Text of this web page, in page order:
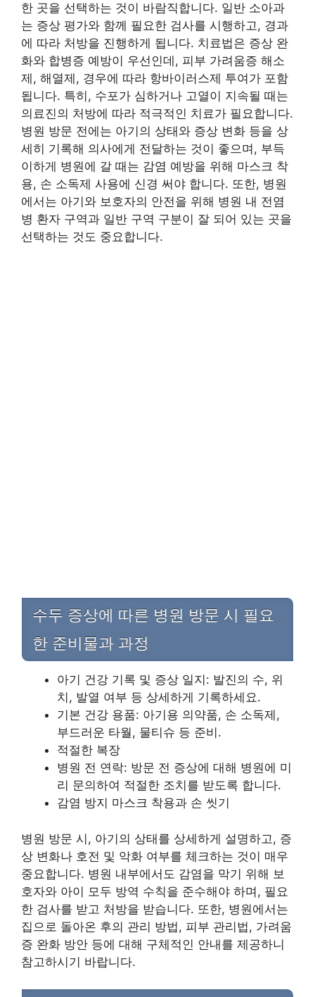
한 곳을 선택하는 것이 바람직합니다. 일반 소아과
는 증상 평가와 함께 필요한 검사를 시행하고, 경과
에 따라 처방을 진행하게 됩니다. 치료법은 증상 완
화와 합병증 예방이 우선인데, 피부 가려움증 해소
제, 해열제, 경우에 따라 항바이러스제 투여가 포함
됩니다. 특히, 수포가 심하거나 고열이 지속될 때는
의료진의 처방에 따라 적극적인 치료가 필요합니다.
병원 방문 전에는 아기의 상태와 증상 변화 등을 상
세히 기록해 의사에게 전달하는 것이 좋으며, 부득
이하게 병원에 갈 때는 감염 예방을 위해 마스크 착
용, 손 소독제 사용에 신경 써야 합니다. 또한, 병원
에서는 아기와 보호자의 안전을 위해 병원 내 전염
병 환자 구역과 일반 구역 구분이 잘 되어 있는 곳을
선택하는 것도 중요합니다.
수두 증상에 따른 병원 방문 시 필요
한 준비물과 과정
아기 건강 기록 및 증상 일지: 발진의 수, 위
치, 발열 여부 등 상세하게 기록하세요.
기본 건강 용품: 아기용 의약품, 손 소독제,
부드러운 타월, 물티슈 등 준비.
적절한 복장
병원 전 연락: 방문 전 증상에 대해 병원에 미
리 문의하여 적절한 조치를 받도록 합니다.
감염 방지 마스크 착용과 손 씻기
병원 방문 시, 아기의 상태를 상세하게 설명하고, 증
상 변화나 호전 및 악화 여부를 체크하는 것이 매우
중요합니다. 병원 내부에서도 감염을 막기 위해 보
호자와 아이 모두 방역 수칙을 준수해야 하며, 필요
한 검사를 받고 처방을 받습니다. 또한, 병원에서는
집으로 돌아온 후의 관리 방법, 피부 관리법, 가려움
증 완화 방안 등에 대해 구체적인 안내를 제공하니
참고하시기 바랍니다.